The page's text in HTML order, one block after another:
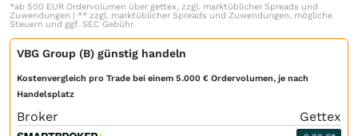
*ab 500 EUR Ordervolumen über gettex, zzgl. marktüblicher Spreads und
Zuwendungen | ** zzgl. marktüblicher Spreads und Zuwendungen, mögliche
Steuern und ggf. SEC Gebühr
VBG Group (B) günstig handeln
Kostenvergleich pro Trade bei einem 5.000 € Ordervolumen, je nach
Handelsplatz
Broker Gettex